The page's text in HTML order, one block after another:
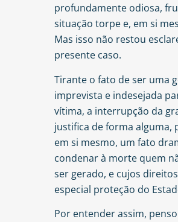
profundamente odiosa,
situação torpe e, em si
Mas isso não restou
presente caso.
Tirante o fato de ser uma
imprevista e indesejada
vítima, a interrupção da
justifica de forma alguma,
em si mesmo, um fato
condenar à morte quem
ser gerado, e cujos
especial proteção do
Por entender assim,